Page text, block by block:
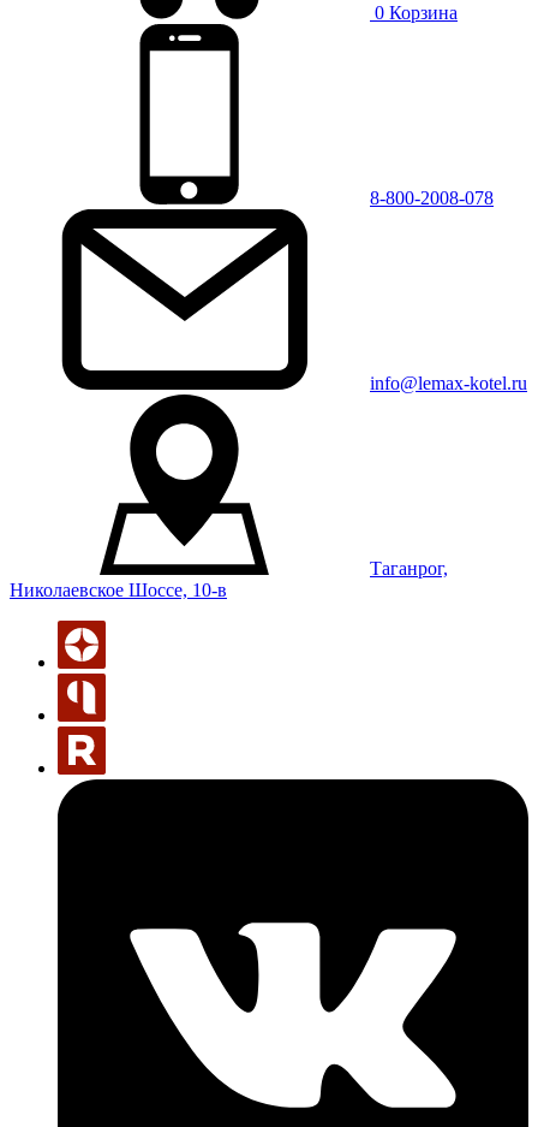
0 Корзина
8-800-2008-078
info@lemax-kotel.ru
Таганрог,
Николаевское Шоссе, 10-в